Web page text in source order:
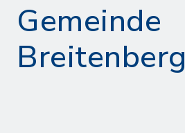
Gemeinde
Breitenberg